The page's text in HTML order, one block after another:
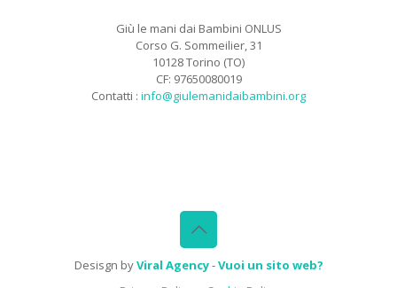
Giù le mani dai Bambini ONLUS
Corso G. Sommeilier, 31
10128 Torino (TO)
CF: 97650080019
Contatti : info@giulemanidaibambini.org
Desisgn byViral Agency-Vuoi un sito web?